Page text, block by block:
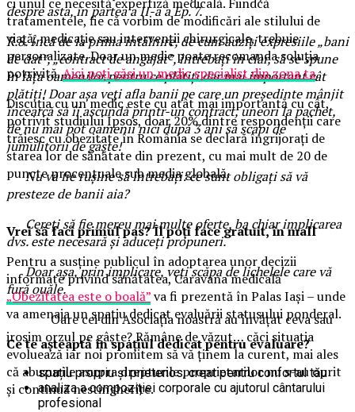
despre asta, în partea a II-a a Ep. 7.
R.8. Încă de la prima întâlnire, de cum auziți expresiile „bani
de dat”, „contract de angajat”, întrebați în clar, să se spune
în fața oamenilor pentru ce plătiți dar mai important cât
plătiți! Doar așa veți afla banii pe care un președinte mânjit
încearcă să îi ascundă printr-un contract, uneori la pachet,
de nu mai pot oamenii nici după 3 ani să scapi de
jumulitorii de gâște!
Nu vă fie rușine să întrebați: ce sunt obligați să vă
presteze de banii aia?
Cereți să fie mereu mai multe oferte, ba chiar implicarea
dvs. este necesară și aduceți propuneri.
Doar așa, prin implicare, veți scăpa de lichelele care vă
fură ouăle.
Oare cei din Asociația noastră au învățat ceva sau
irosim orzul pe gâște? Rămâne de văzut… căci situația
evoluează iar noi promitem să vă ținem la curent, mai ales
că abuzurile asupra drepturile proprietarilor nu s-au oprit
și continuă nestingherite.
tratamentele, fie că vorbim de modificări ale stilului de
viață, medicație sau intervenții chirurgicale, trebuie
personalizate. Doar un medic poate recomanda soluția
potrivită.Aici poți găsi un medic specialist din zona ta.
Discuția cu un medic este cu atât mai importantă cu cât,
potrivit studiului Ipsos, doar 20% dintre respondenții care
trăiesc cu obezitate în România se declară îngrijorați de
starea lor de sănătate din prezent, cu mai mult de 20 de
puncte procentuale sub media globală.
Vrei să faci primul pas? Îl poți face gratuit, în mall
Pentru a susține publicul în adoptarea unor decizii
informate privind sănătatea, Caravana medicală
„Obezitatea este o boală”va fi prezentă în Palas Iași – unde
va amenaja un spațiu dedicat evaluării statusului ponderal.
Ce te așteaptă în spațiul dedicat pentru evaluare?
spațiu propriu și prietenos, creat pentru confortul tău
analiza a compoziției corporale cu ajutorul cântarului
profesional